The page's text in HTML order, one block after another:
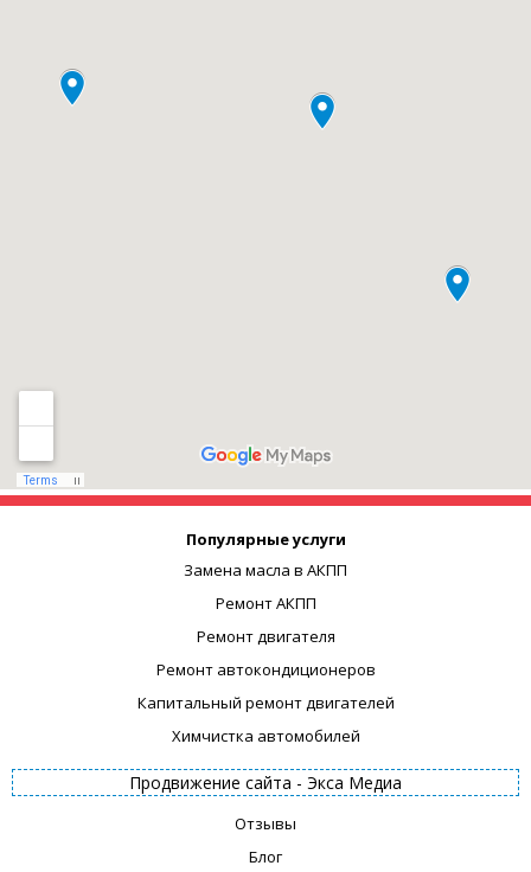
Популярные услуги
Замена масла в АКПП
Ремонт АКПП
Ремонт двигателя
Ремонт автокондиционеров
Капитальный ремонт двигателей
Химчистка автомобилей
Продвижение сайта - Экса Медиа
Отзывы
Блог